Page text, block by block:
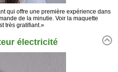
qui offre une première expérience dans
de la minutie. Voir la maquette
très gratifiant.»
électricité